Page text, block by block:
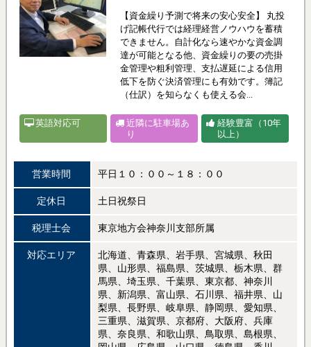
【資金繰り予測で将来の安心安全】 丸投
げ記帳代行では経理経営ノウハウを蓄積
できません。自計化なら速やかな資金調
達が可能となる他、資金繰りの要の売掛
金管理や粗利管理、支払遅延による信用
低下を防ぐ決済管理にも有効です。簿記
（仕訳）を知らなくも使える会...
英語対応可
近隣に駐車場あ
り
経験豊富（10年
以上）
営業時間 平日１０：００～１８：００
定休日 土日祝祭日
税理士会 東京地方会神奈川支部所属
対応エリア
北海道、青森県、岩手県、宮城県、秋田
県、山形県、福島県、茨城県、栃木県、群
馬県、埼玉県、千葉県、東京都、神奈川
県、新潟県、富山県、石川県、福井県、山
梨県、長野県、岐阜県、静岡県、愛知県、
三重県、滋賀県、京都府、大阪府、兵庫
県、奈良県、和歌山県、鳥取県、島根県、